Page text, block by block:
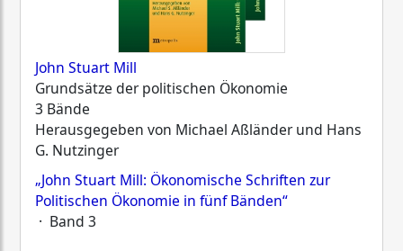
John Stuart Mill
Grundsätze der politischen Ökonomie
3 Bände
Herausgegeben von Michael Aßländer und Hans
G. Nutzinger
„John Stuart Mill: Ökonomische Schriften zur
Politischen Ökonomie in fünf Bänden“
· Band 3